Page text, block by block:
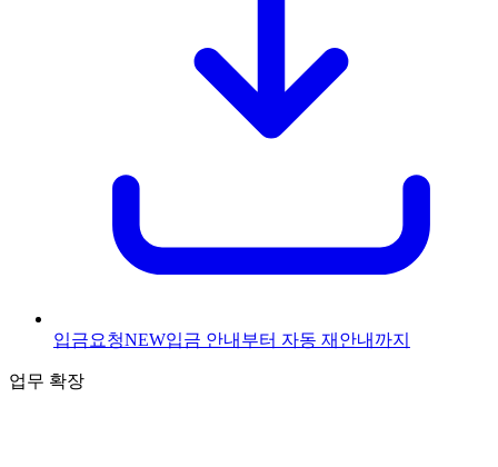
입금요청NEW입금 안내부터 자동 재안내까지
업무 확장